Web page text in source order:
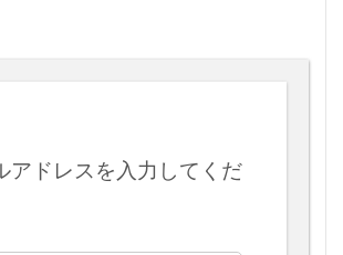
アドレスを入力してくだ